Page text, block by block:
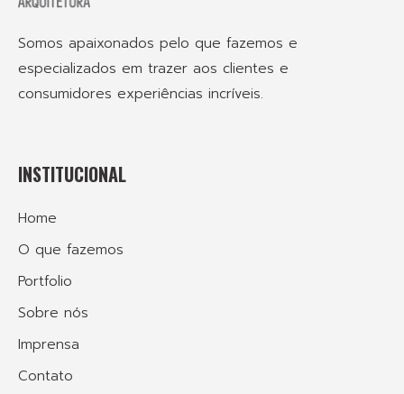
Somos apaixonados pelo que fazemos e
especializados em trazer aos clientes e
consumidores experiências incríveis.
INSTITUCIONAL
Home
O que fazemos
Portfolio
Sobre nós
Imprensa
Contato